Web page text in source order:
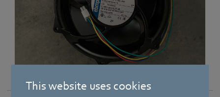
This website uses cookies